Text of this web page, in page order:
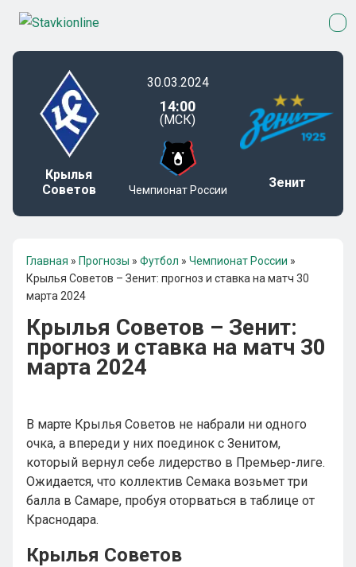
Крылья
Советов
30.03.2024
14:00
(МСК)
Чемпионат России Зенит
Главная » Прогнозы » Футбол » Чемпионат России »
Крылья Советов – Зенит: прогноз и ставка на матч 30
марта 2024
Крылья Советов – Зенит:
прогноз и ставка на матч 30
марта 2024
В марте Крылья Советов не набрали ни одного
очка, а впереди у них поединок с Зенитом,
который вернул себе лидерство в Премьер-лиге.
Ожидается, что коллектив Семака возьмет три
балла в Самаре, пробуя оторваться в таблице от
Краснодара.
Крылья Советов